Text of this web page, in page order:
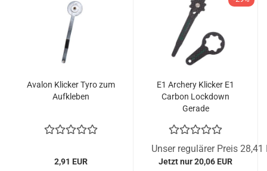
Avalon Klicker Tyro zum
Aufkleben
2,91 EUR
E1 Archery Klicker E1
Carbon Lockdown
Gerade
Unser regulärer Preis 28,41
Jetzt nur 20,06 EUR